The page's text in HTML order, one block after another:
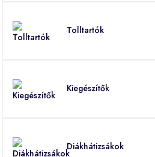
Tolltartók
Kiegészítők
Diákhátizsákok